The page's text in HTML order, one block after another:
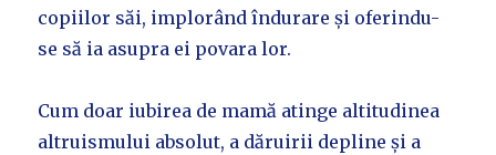
copiilor săi, implorând îndurare și oferindu-
se să ia asupra ei povara lor.
Cum doar iubirea de mamă atinge altitudinea
altruismului absolut, a dăruirii depline și a